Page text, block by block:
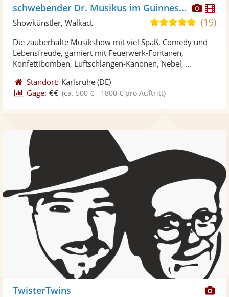
Fotos
schwebender Dr. Musikus im Guinness Buch
5,0
5
(19)
Showkünstler, Walkact
Die zauberhafte Musikshow mit viel Spaß, Comedy und
Lebensfreude, garniert mit Feuerwerk-Fontänen,
Konfettibomben, Luftschlangen-Kanonen, Nebel, ...
Standort: Karlsruhe (DE)
Gage: €€ (ca. 500 € - 1800 € pro Auftritt)
TwisterTwins